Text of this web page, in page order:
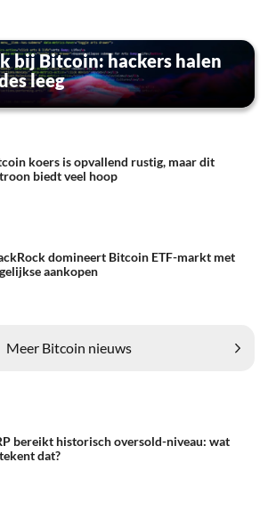
bij Bitcoin: hackers halen
leeg
koers is opvallend rustig, maar dit
biedt veel hoop
domineert Bitcoin ETF-markt met
aankopen
Meer Bitcoin nieuws
bereikt historisch oversold-niveau: wat
dat?